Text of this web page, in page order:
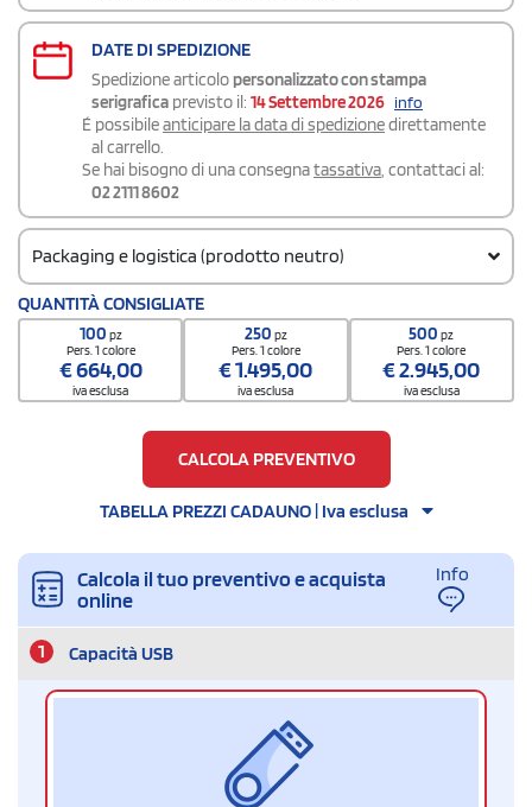
DATE DI SPEDIZIONE
Spedizione articolo personalizzato con stampa
serigrafica previsto il: 14 Settembre 2026 info
É possibileanticipare la data di spedizionedirettamente
al carrello.
Se hai bisogno di una consegnatassativa, contattaci al:
02 2111 8602
Packaging e logistica (prodotto neutro)
Codice doganale
8523511000000000000000
Quantità per scatola
QUANTITÀ CONSIGLIATE
100 pz
Pers. 1 colore
€664,00
iva esclusa
250 pz
Pers. 1 colore
€1.495,00
iva esclusa
500pz
Pers. 1 colore
€2.945,00
iva esclusa
CALCOLA PREVENTIVO
TABELLA PREZZI CADAUNO | Iva esclusa
Calcola il tuo preventivo e acquista
online
Info
1 Capacità USB